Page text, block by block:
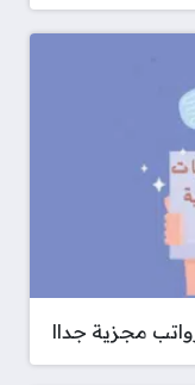
مجزية جداا